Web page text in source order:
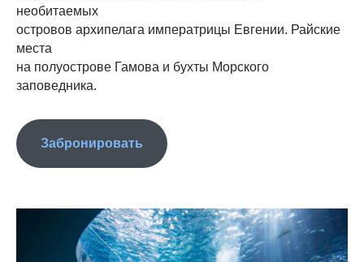
необитаемых
островов архипелага императрицы Евгении. Райские
места
на полуострове Гамова и бухты Морского
заповедника.
Забронировать